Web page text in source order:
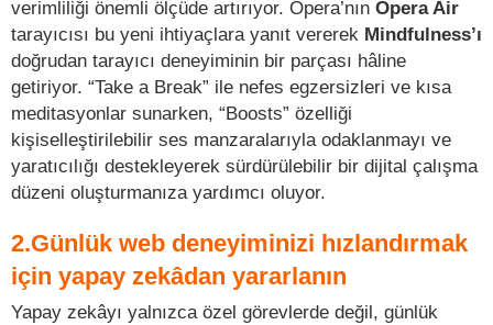
verimliliği önemli ölçüde artırıyor. Opera’nın Opera Air
tarayıcısı bu yeni ihtiyaçlara yanıt vererek Mindfulness’ı
doğrudan tarayıcı deneyiminin bir parçası hâline
getiriyor. “Take a Break” ile nefes egzersizleri ve kısa
meditasyonlar sunarken, “Boosts” özelliği
kişiselleştirilebilir ses manzaralarıyla odaklanmayı ve
yaratıcılığı destekleyerek sürdürülebilir bir dijital çalışma
düzeni oluşturmanıza yardımcı oluyor.
2.Günlük web deneyiminizi hızlandırmak
için yapay zekâdan yararlanın
Yapay zekâyı yalnızca özel görevlerde değil, günlük